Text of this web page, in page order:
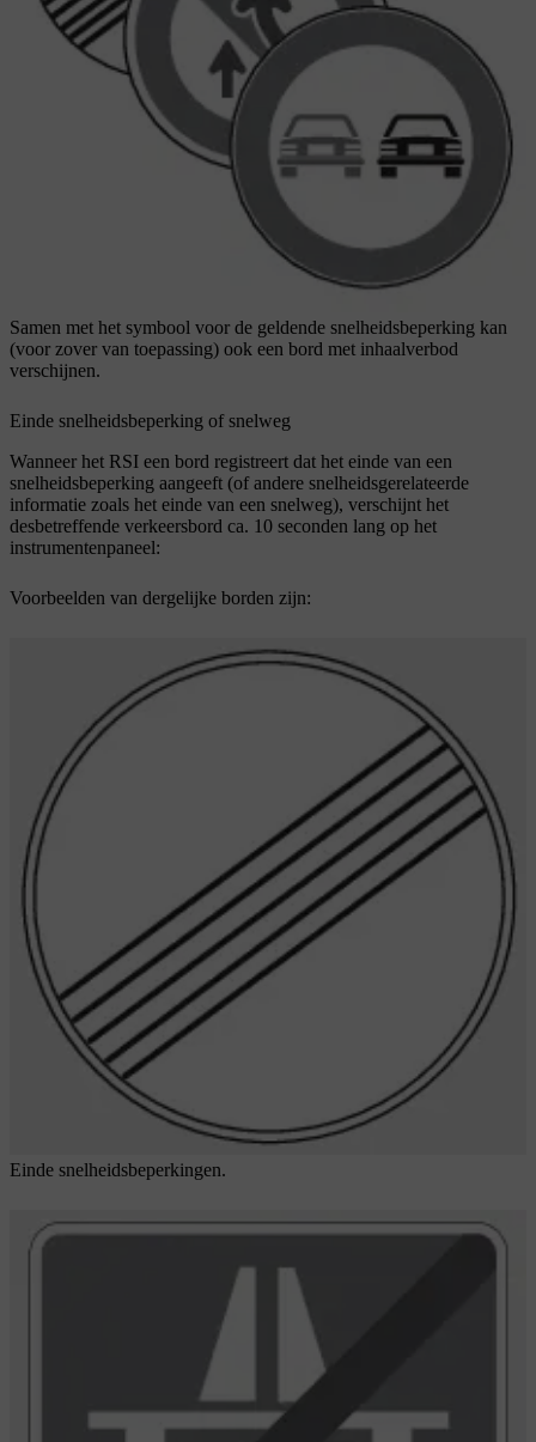
Samen met het symbool voor de geldende snelheidsbeperking kan
(voor zover van toepassing) ook een bord met inhaalverbod
verschijnen.
Einde snelheidsbeperking of snelweg
Wanneer het RSI een bord registreert dat het einde van een
snelheidsbeperking aangeeft (of andere snelheidsgerelateerde
informatie zoals het einde van een snelweg), verschijnt het
desbetreffende verkeersbord ca. 10 seconden lang op het
instrumentenpaneel:
Voorbeelden van dergelijke borden zijn:
Einde snelheidsbeperkingen.